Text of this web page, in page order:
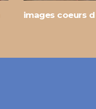
images coeurs